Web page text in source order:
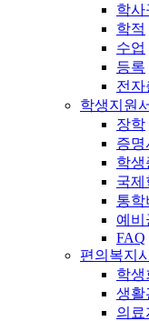
학사
학적
수업
등록
전자
학생지원
장학
증명
학생
국제
통학
예비
FAQ
편의복지
학생
생활
의료